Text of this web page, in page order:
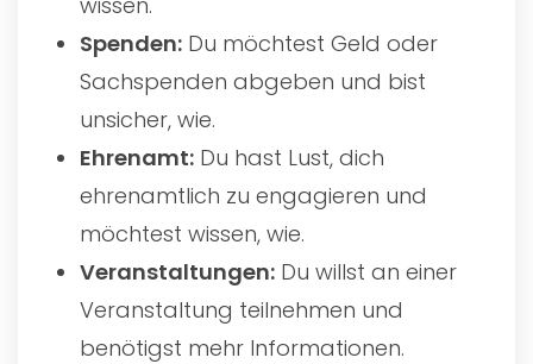
Spenden: Du möchtest Geld oder
Sachspenden abgeben und bist
unsicher, wie.
Ehrenamt: Du hast Lust, dich
ehrenamtlich zu engagieren und
möchtest wissen, wie.
Veranstaltungen: Du willst an einer
Veranstaltung teilnehmen und
benötigst mehr Informationen.